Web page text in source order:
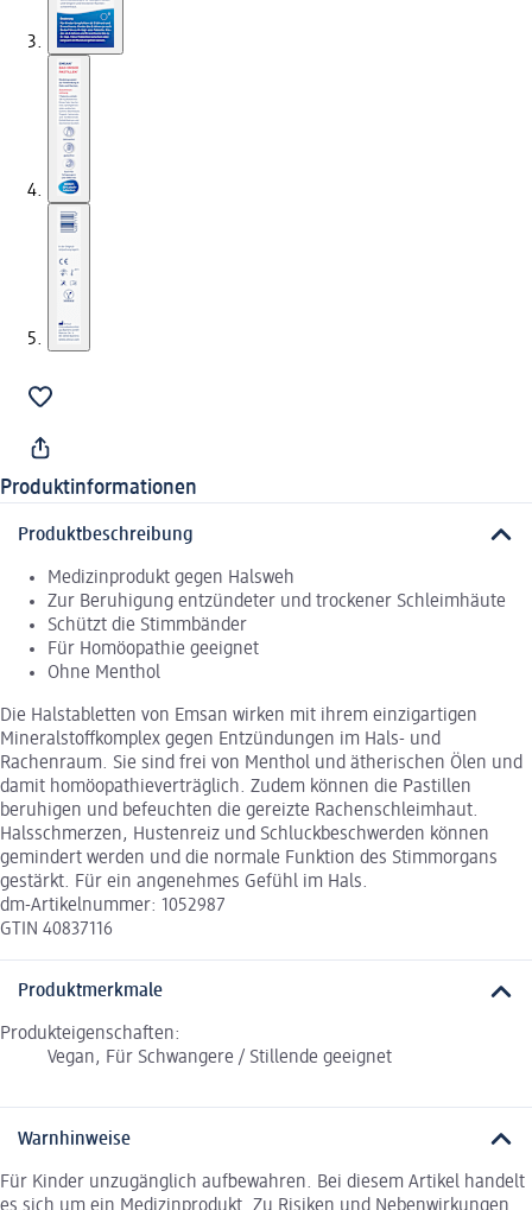
Produktinformationen
Produktbeschreibung
Medizinprodukt gegen Halsweh
Zur Beruhigung entzündeter und trockener Schleimhäute
Schützt die Stimmbänder
Für Homöopathie geeignet
Ohne Menthol
Die Halstabletten von Emsan wirken mit ihrem einzigartigen
Mineralstoffkomplex gegen Entzündungen im Hals- und
Rachenraum. Sie sind frei von Menthol und ätherischen Ölen und
damit homöopathieverträglich. Zudem können die Pastillen
beruhigen und befeuchten die gereizte Rachenschleimhaut.
Halsschmerzen, Hustenreiz und Schluckbeschwerden können
gemindert werden und die normale Funktion des Stimmorgans
gestärkt. Für ein angenehmes Gefühl im Hals.
dm-Artikelnummer: 1052987
GTIN 40837116
Produktmerkmale
Produkteigenschaften:
Vegan, Für Schwangere / Stillende geeignet
Warnhinweise
Für Kinder unzugänglich aufbewahren. Bei diesem Artikel handelt